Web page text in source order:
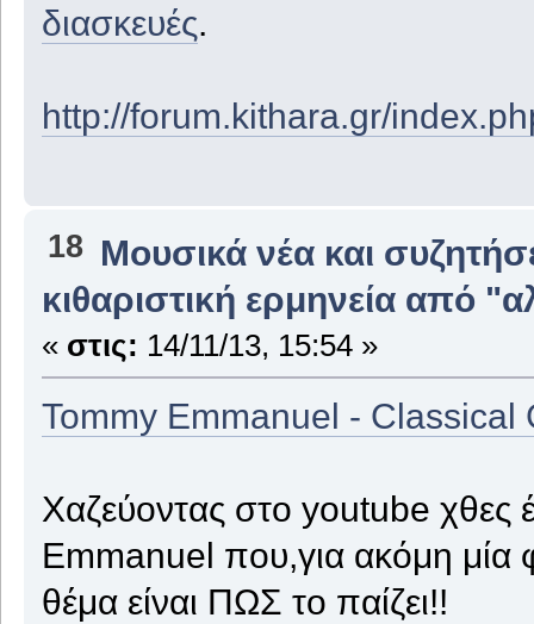
διασκευές.
http://forum.kithara.gr/
18 Μουσικά νέα και
κιθαριστική ερμηνεία από
« στις: 14/11/13, 15:54 »
Tommy Emmanuel - Classical
Χαζεύοντας στο youtube χθες
Emmanuel που,για ακόμη μία
θέμα είναι ΠΩΣ το παίζει!!